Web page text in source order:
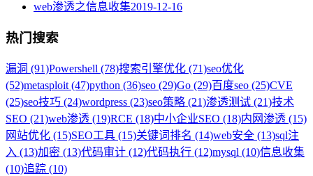
web渗透之信息收集2019-12-16
热门搜索
漏洞 (91)Powershell (78)搜索引擎优化 (71)seo优化
(52)metasploit (47)python (36)seo (29)Go (29)百度seo (25)CVE
(25)seo技巧 (24)wordpress (23)seo策略 (21)渗透测试 (21)技术
SEO (21)web渗透 (19)RCE (18)中小企业SEO (18)内网渗透 (15)
网站优化 (15)SEO工具 (15)关键词排名 (14)web安全 (13)sql注
入 (13)加密 (13)代码审计 (12)代码执行 (12)mysql (10)信息收集
(10)追踪 (10)